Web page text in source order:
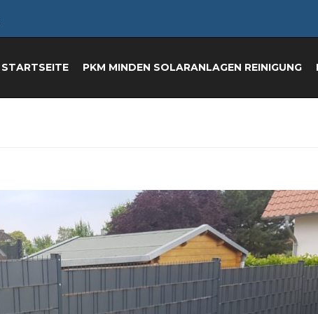
STARTSEITE PKM MINDEN SOLARANLAGEN REINIGUNG